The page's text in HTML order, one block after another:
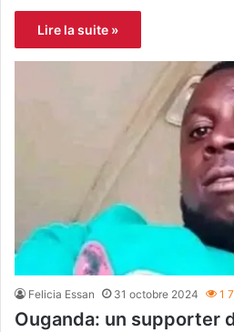
Lire la suite »
Felicia Essan 31 octobre 2024 1
Ouganda: un supporter